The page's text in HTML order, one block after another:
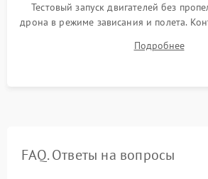
Тестовый запуск двигателей без
дрона в режиме зависания и полета.
удержания точки, качества передачи
возврата домой (RTH) иПодробнее
FAQ. Ответы на вопросы